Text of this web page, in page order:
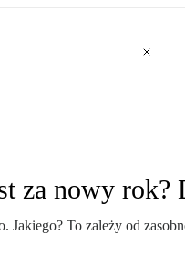
za nowy
To zależy od